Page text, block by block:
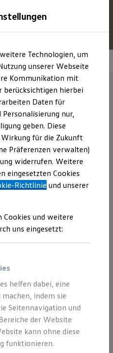
€ 1
ID. oder
bei Gebrauchtwagen
Leasing
Leasing
Technologien, um
unserer Webseite
Kommunikation mit
berücksichtigen hierbei
Daten für
nur,
geben. Diese
für die Zukunft
Präferenzen verwalten)
widerrufen. Weitere
eingesetzten Cookies
Richtlinie und unserer
Cookies und weitere
uns eingesetzt:
helfen dabei, eine
indem sie
Seitennavigation und
der Website
kann ohne diese
funktionieren.